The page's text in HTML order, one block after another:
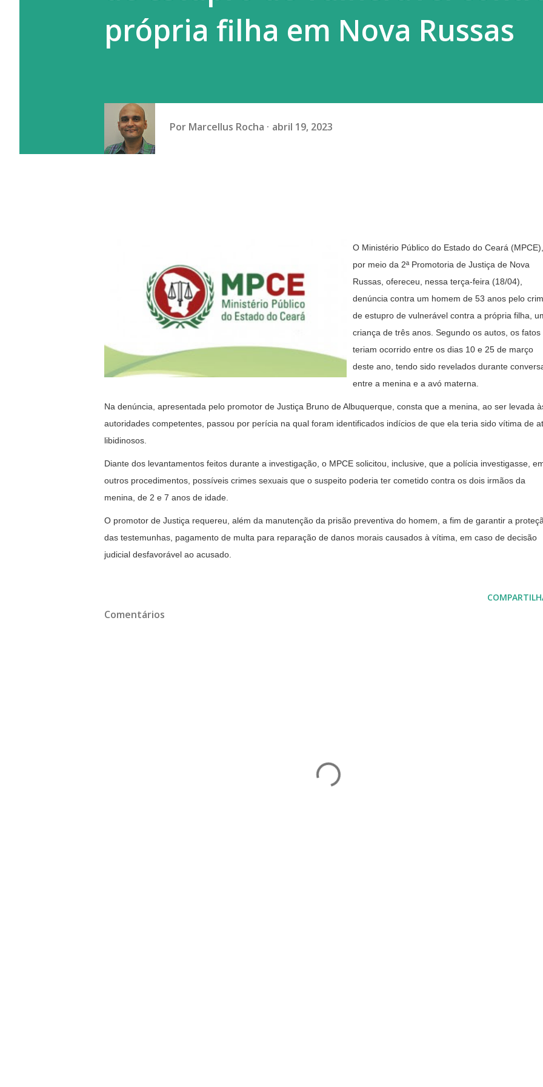
própria filha em Nova Russas
Por Marcellus Rocha abril 19, 2023
O Ministério Público do Estado do Ceará (MPCE),
por meio da 2ª Promotoria de Justiça de Nova
Russas, ofereceu, nessa terça-feira (18/04),
denúncia contra um homem de 53 anos pelo
de estupro de vulnerável contra a própria filha,
criança de três anos. Segundo os autos, os fatos
teriam ocorrido entre os dias 10 e 25 de março
deste ano, tendo sido revelados durante
entre a menina e a avó materna.
Na denúncia, apresentada pelo promotor de Justiça Bruno de Albuquerque, consta que a menina, ao ser levada
autoridades competentes, passou por perícia na qual foram identificados indícios de que ela teria sido vítima de
libidinosos.
Diante dos levantamentos feitos durante a investigação, o MPCE solicitou, inclusive, que a polícia investigasse,
outros procedimentos, possíveis crimes sexuais que o suspeito poderia ter cometido contra os dois irmãos da
menina, de 2 e 7 anos de idade.
O promotor de Justiça requereu, além da manutenção da prisão preventiva do homem, a fim de garantir a
das testemunhas, pagamento de multa para reparação de danos morais causados à vítima, em caso de decisão
judicial desfavorável ao acusado.
Comentários